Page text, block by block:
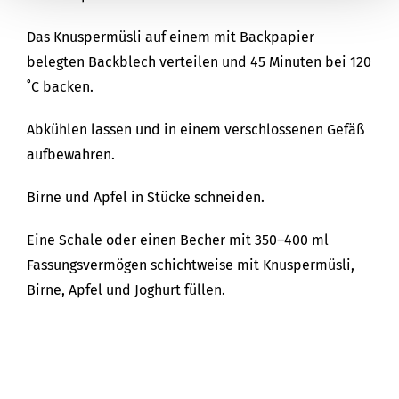
Das Knuspermüsli auf einem mit Backpapier
belegten Backblech verteilen und 45 Minuten bei 120
˚C backen.
Abkühlen lassen und in einem verschlossenen Gefäß
aufbewahren.
Birne und Apfel in Stücke schneiden.
Eine Schale oder einen Becher mit 350–400 ml
Fassungsvermögen schichtweise mit Knuspermüsli,
Birne, Apfel und Joghurt füllen.